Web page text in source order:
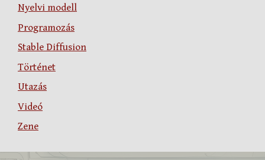
Nyelvi modell
Programozás
Stable Diffusion
Történet
Utazás
Videó
Zene